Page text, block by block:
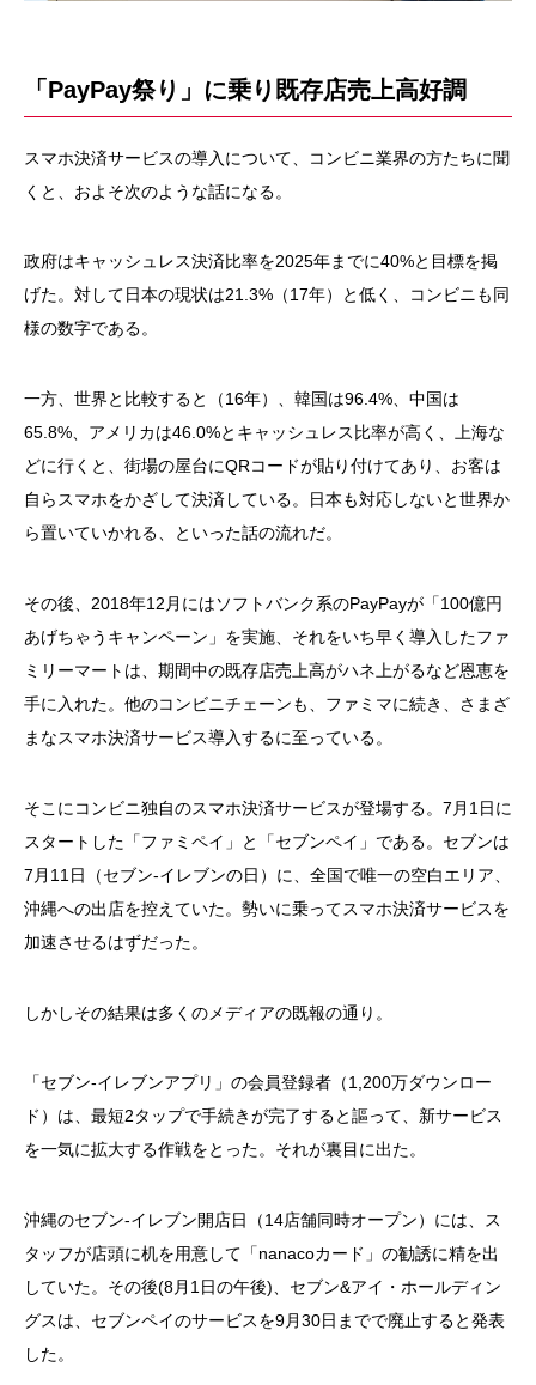
「PayPay祭り」に乗り既存店売上高好調
スマホ決済サービスの導入について、コンビニ業界の方たちに聞
くと、およそ次のような話になる。
政府はキャッシュレス決済比率を2025年までに40%と目標を掲
げた。対して日本の現状は21.3%（17年）と低く、コンビニも同
様の数字である。
一方、世界と比較すると（16年）、韓国は96.4%、中国は
65.8%、アメリカは46.0%とキャッシュレス比率が高く、上海な
どに行くと、街場の屋台にQRコードが貼り付けてあり、お客は
自らスマホをかざして決済している。日本も対応しないと世界か
ら置いていかれる、といった話の流れだ。
その後、2018年12月にはソフトバンク系のPayPayが「100億円
あげちゃうキャンペーン」を実施、それをいち早く導入したファ
ミリーマートは、期間中の既存店売上高がハネ上がるなど恩恵を
手に入れた。他のコンビニチェーンも、ファミマに続き、さまざ
まなスマホ決済サービス導入するに至っている。
そこにコンビニ独自のスマホ決済サービスが登場する。7月1日に
スタートした「ファミペイ」と「セブンペイ」である。セブンは
7月11日（セブン-イレブンの日）に、全国で唯一の空白エリア、
沖縄への出店を控えていた。勢いに乗ってスマホ決済サービスを
加速させるはずだった。
しかしその結果は多くのメディアの既報の通り。
「セブン-イレブンアプリ」の会員登録者（1,200万ダウンロー
ド）は、最短2タップで手続きが完了すると謳って、新サービス
を一気に拡大する作戦をとった。それが裏目に出た。
沖縄のセブン-イレブン開店日（14店舗同時オープン）には、ス
タッフが店頭に机を用意して「nanacoカード」の勧誘に精を出
していた。その後(8月1日の午後)、セブン&アイ・ホールディン
グスは、セブンペイのサービスを9月30日までで廃止すると発表
した。